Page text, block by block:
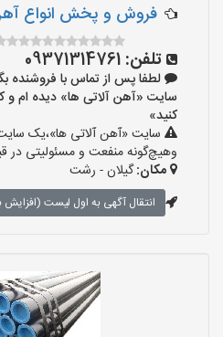
فروش و پخش انواع
تلفن: 09371314761
لطفا پس از تماس با فروشنده
کنید»
سایت «آهن آلاتی ها»،یک
وهیچ‌گونه منفعت و مسئولیتی در
مکان:گیلان - رشت
انتقال آگهی به اول لیست (افزایش